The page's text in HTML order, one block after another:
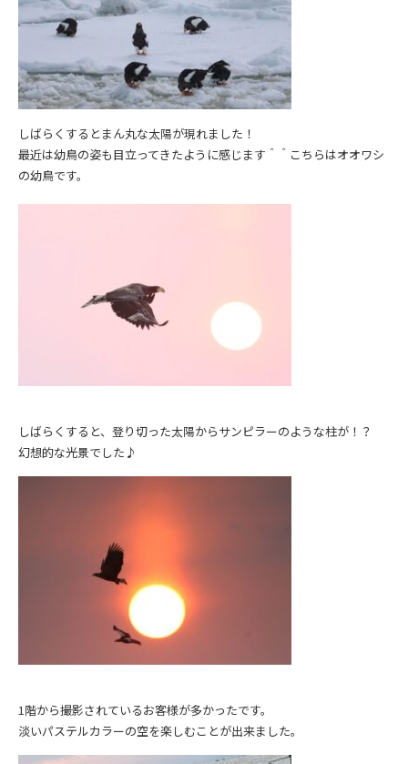
しばらくするとまん丸な太陽が現れました！
最近は幼鳥の姿も目立ってきたように感じます＾＾こちらはオオワシ
の幼鳥です。
しばらくすると、登り切った太陽からサンピラーのような柱が！？
幻想的な光景でした♪
1階から撮影されているお客様が多かったです。
淡いパステルカラーの空を楽しむことが出来ました。